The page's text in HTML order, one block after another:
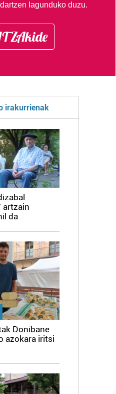
lagunduko duzu.
irakurrienak
artzain
da
Donibane
azokara iritsi